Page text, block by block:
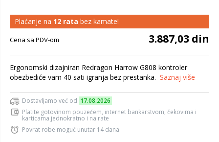
Plaćanje na 12 rata bez kamate!
Cena sa PDV-om 3.887,03 din
Ergonomski dizajniran Redragon Harrow G808 kontroler
obezbediće vam 40 sati igranja bez prestanka. Saznaj više
Dostavljamo već od 17.08.2026
Platite gotovinom pouzećem, internet bankarstvom, čekovima i
karticama jednokratno i na rate
Povrat robe moguć unutar 14 dana